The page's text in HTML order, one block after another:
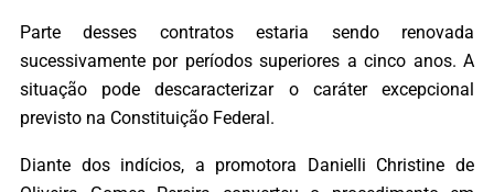
Parte desses contratos estaria sendo renovada
sucessivamente por períodos superiores a cinco anos. A
situação pode descaracterizar o caráter excepcional
previsto na Constituição Federal.
Diante dos indícios, a promotora Danielli Christine de